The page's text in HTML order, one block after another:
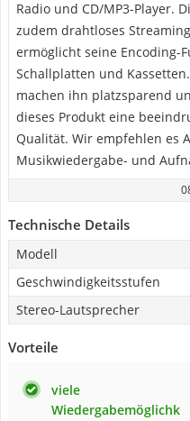
Radio und CD/MP3-Player.
zudem drahtloses
ermöglicht seine Encoding-
Schallplatten und
machen ihn platzsparend
dieses Produkt eine
Qualität. Wir empfehlen es
Musikwiedergabe- und
Technische Details
Modell
Geschwindigkeitsstufen
Stereo-Lautsprecher
Vorteile
viele
Wiedergabemöglichk